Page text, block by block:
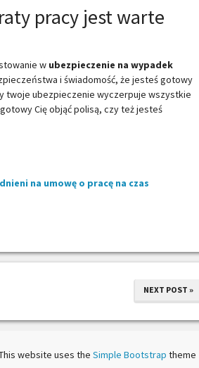
pracy jest warte
w ubezpieczenie na wypadek
i świadomość, że jesteś gotowy
twoje ubezpieczenie wyczerpuje wszystkie
Cię objąć polisą, czy też jesteś
na umowę o pracę na czas
NEXT POST »
website uses the Simple Bootstrap theme